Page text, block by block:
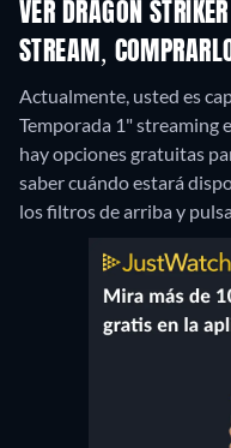
VER DRAGON
STREAM,
Actualmente, usted es
Temporada 1" streaming
hay opciones gratuitas
saber cuándo estará
los filtros de arriba y